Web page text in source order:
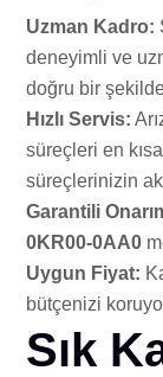
Uzman Kadro:
deneyimli ve
doğru bir
Hızlı Servis:
süreçleri en
süreçlerinizin
Garantili
0KR00-0AA0
Uygun Fiyat:
bütçenizi
Sık